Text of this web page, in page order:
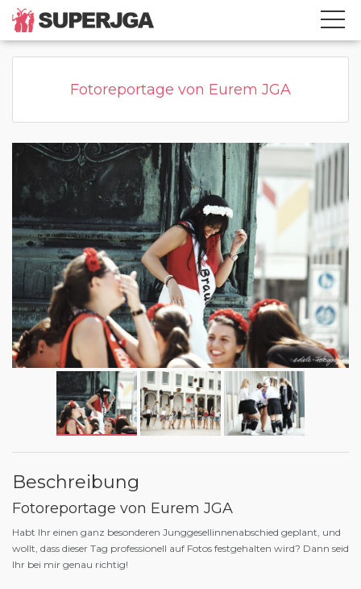
Home Kategorie Page active
Fotoreportage von Eurem JGA
Beschreibung
Fotoreportage von Eurem JGA
Habt Ihr einen ganz besonderen Junggesellinnenabschied geplant, und
wollt, dass dieser Tag professionell auf Fotos festgehalten wird? Dann seid
Ihr bei mir genau richtig!